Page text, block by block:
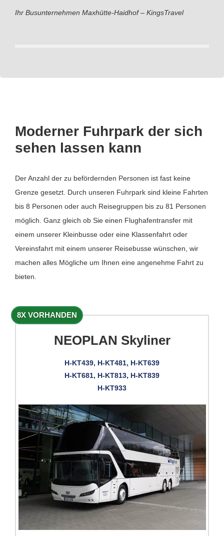
Ihr Busunternehmen Maxhütte-Haidhof – KingsTravel
Moderner Fuhrpark der sich
sehen lassen kann
Der Anzahl der zu befördernden Personen ist fast keine
Grenze gesetzt. Durch unseren Fuhrpark sind kleine Fahrten
bis 8 Personen oder auch Reisegruppen bis zu 81 Personen
möglich. Ganz gleich ob Sie einen Flughafentransfer mit
einem unserer Kleinbusse oder eine Klassenfahrt oder
Vereinsfahrt mit einem unserer Reisebusse wünschen, wir
machen alles Mögliche um Ihnen eine angenehme Fahrt zu
bieten.
8X VORHANDEN
NEOPLAN Skyliner
H-KT439, H-KT481, H-KT639
H-KT681, H-KT813, H-KT839
H-KT933